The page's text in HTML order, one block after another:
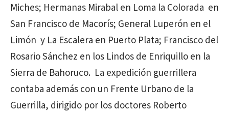
Miches; Hermanas Mirabal en Loma la Colorada en
San Francisco de Macorís; General Luperón en el
Limón y La Escalera en Puerto Plata; Francisco del
Rosario Sánchez en los Lindos de Enriquillo en la
Sierra de Bahoruco. La expedición guerrillera
contaba además con un Frente Urbano de la
Guerrilla, dirigido por los doctores Roberto